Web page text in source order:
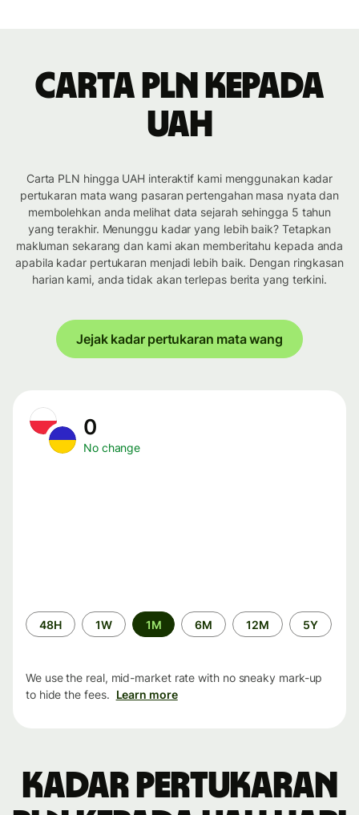
Carta PLN kepada
UAH
Carta PLN hingga UAH interaktif kami menggunakan kadar
pertukaran mata wang pasaran pertengahan masa nyata dan
membolehkan anda melihat data sejarah sehingga 5 tahun
yang terakhir. Menunggu kadar yang lebih baik? Tetapkan
makluman sekarang dan kami akan memberitahu kepada anda
apabila kadar pertukaran menjadi lebih baik. Dengan ringkasan
harian kami, anda tidak akan terlepas berita yang terkini.
Jejak kadar pertukaran mata wang
0
No change
Time
period
48H 1W 1M 6M 12M 5Y
We use the real, mid-market rate with no sneaky mark-up
to hide the fees. Learn more
Kadar pertukaran